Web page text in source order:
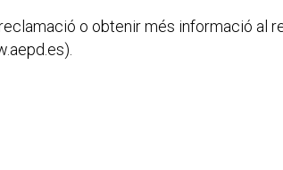
o obtenir més informació al